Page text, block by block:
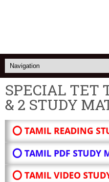
SPECIAL TET
& 2 STUDY
⭕ TAMIL READING
⭕ TAMIL PDF STUDY
⭕ TAMIL VIDEO